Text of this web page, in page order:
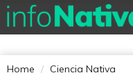
Home Ciencia Nativa